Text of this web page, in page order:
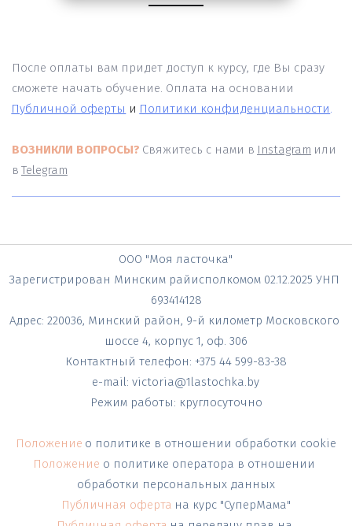
После оплаты вам придет доступ к курсу, где Вы сразу
Публичной оферты и Политики конфиденциальности
ВОЗНИКЛИ ВОПРОСЫ? Свяжитесь с нами в Instagram или
в Telegram
ООО "Моя ласточка"
Зарегистрирован Минским райисполкомом 02.12.2025 УНП
693414128
Адрес: 220036, Минский район, 9-й километр Московского
шоссе 4, корпус 1, оф. 306
Контактный телефон: +375 44 599-83-38
e-mail: victoria@1lastochka.by
Режим работы: круглосуточно
Положение о политике в отношении обработки cookie
Положение о политике оператора в отношении
обработки персональных данных
Публичная оферта на курс "СуперМама"